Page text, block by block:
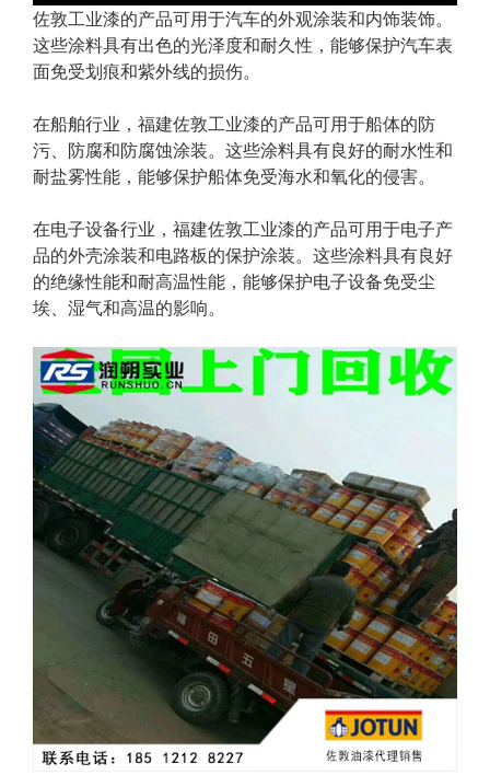
佐敦工业漆的产品可用于汽车的外观涂装和内饰装饰。
这些涂料具有出色的光泽度和耐久性，能够保护汽车表
面免受划痕和紫外线的损伤。
在船舶行业，福建佐敦工业漆的产品可用于船体的防
污、防腐和防腐蚀涂装。这些涂料具有良好的耐水性和
耐盐雾性能，能够保护船体免受海水和氧化的侵害。
在电子设备行业，福建佐敦工业漆的产品可用于电子产
品的外壳涂装和电路板的保护涂装。这些涂料具有良好
的绝缘性能和耐高温性能，能够保护电子设备免受尘
埃、湿气和高温的影响。